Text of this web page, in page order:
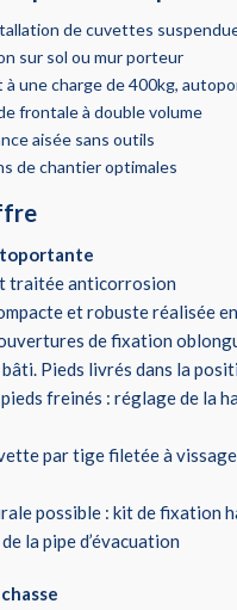
de cuvettes
sur sol ou mur porteur
à une charge de 400kg,
frontale à double volume
aisée sans outils
de chantier optimales
traitée anticorrosion
et robuste réalisée
de fixation
Pieds livrés dans la
pieds freinés : réglage de la
par tige filetée à
possible : kit de fixation
la pipe d’évacuation